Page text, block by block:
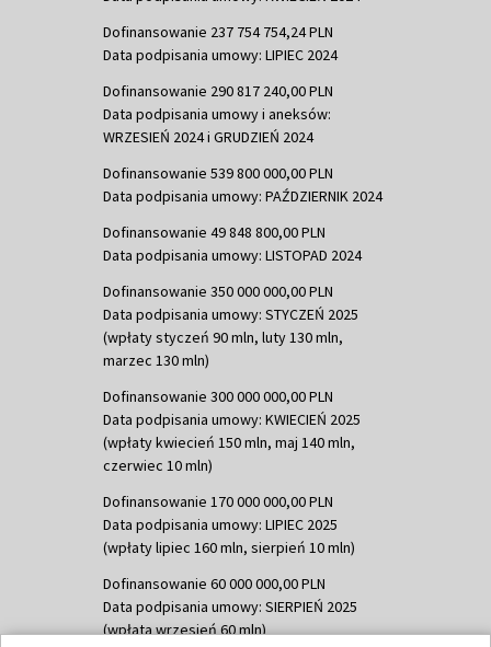
Dofinansowanie 237 754 754,24 PLN
Data podpisania umowy: LIPIEC 2024
Dofinansowanie 290 817 240,00 PLN
Data podpisania umowy i aneksów:
WRZESIEŃ 2024 i GRUDZIEŃ 2024
Dofinansowanie 539 800 000,00 PLN
Data podpisania umowy: PAŹDZIERNIK 2024
Dofinansowanie 49 848 800,00 PLN
Data podpisania umowy: LISTOPAD 2024
Dofinansowanie 350 000 000,00 PLN
Data podpisania umowy: STYCZEŃ 2025
(wpłaty styczeń 90 mln, luty 130 mln,
marzec 130 mln)
Dofinansowanie 300 000 000,00 PLN
Data podpisania umowy: KWIECIEŃ 2025
(wpłaty kwiecień 150 mln, maj 140 mln,
czerwiec 10 mln)
Dofinansowanie 170 000 000,00 PLN
Data podpisania umowy: LIPIEC 2025
(wpłaty lipiec 160 mln, sierpień 10 mln)
Dofinansowanie 60 000 000,00 PLN
Data podpisania umowy: SIERPIEŃ 2025
(wpłata wrzesień 60 mln)